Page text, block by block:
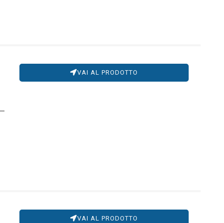
VAI AL PRODOTTO
VAI AL PRODOTTO